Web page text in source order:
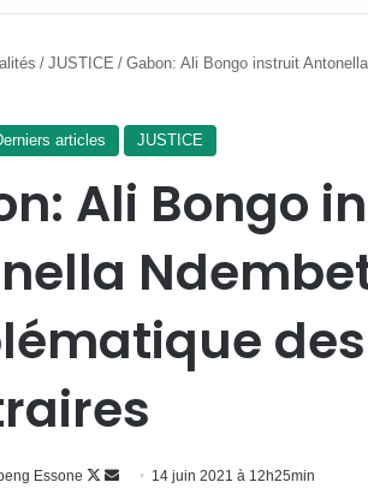
/ JUSTICE / Gabon: Ali Bongo instruit
articles JUSTICE
Ali Bongo
Essone
Follow
Envoyer14 juin 2021 à 12h25min